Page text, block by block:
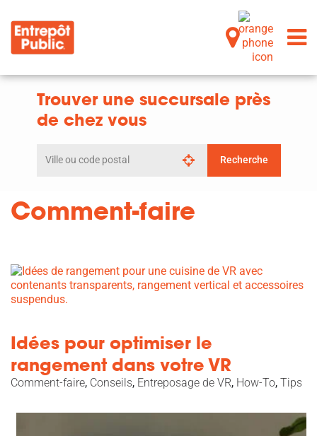
Trouver une succursale près
de chez vous
par
code
postal
Recherche
Comment-faire
Idées pour optimiser le
rangement dans votre VR
Comment-faire, Conseils, Entreposage de VR, How-To, Tips